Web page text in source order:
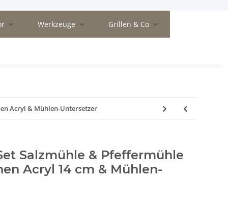
Werkzeuge Grillen & Co
Acryl & Mühlen-Untersetzer
Salzmühle & Pfeffermühle
Acryl 14 cm & Mühlen-